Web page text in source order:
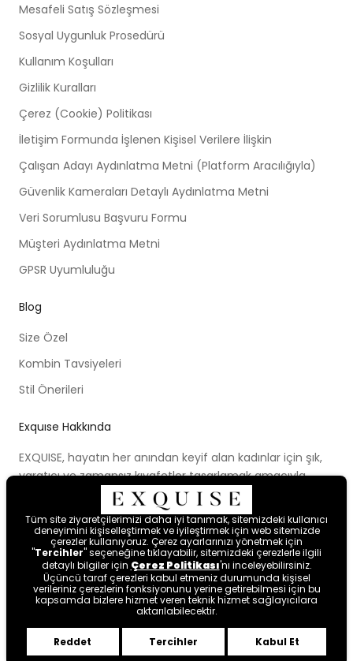
Mesafeli Satış Sözleşmesi
Sosyal Uygunluk Prosedürü
Kullanım Koşulları
Gizlilik Kuralları
Çerez (Cookie) Politikası
İletişim Formunda İşlenen Kişisel Verilere İlişkin
Çalışan Adayı Aydınlatma Metni (Platform Aracılığıyla)
Güvenlik Kameraları Detaylı Aydınlatma Metni
Veri Sorumlusu Başvuru Formu
Müşteri Aydınlatma Metni
GPSR Uyumluluğu
Blog
Size Özel
Kombin Tavsiyeleri
Stil Önerileri
Exquıse Hakkında
EXQUISE, hayatın her anından keyif alan kadınlar için şık,
yaratıcı ve zamansız kıyafetler tasarlamak amacıyla
kurulmuştur. Kurulduğu ilk günden beri ortaya koymaya
çalıştığı modern tasarım anlayışı, cesur renk paletleri,
yenilikçi kalıpları ve farklı bakış açısıyla kadınları hayal
etmeye ve mutlu hissetmeye davet etmektedir.
Byte tarafından tasarlanmıştır.
Tüm site ziyaretçilerimizi daha iyi tanımak, sitemizdeki kullanıcı
deneyimini kişiselleştirmek ve iyileştirmek için web sitemizde
çerezler kullanıyoruz. Çerez ayarlarınızı yönetmek için
"Tercihler" seçeneğine tıklayabilir, sitemizdeki çerezlerle ilgili
detaylı bilgiler için Çerez Politikası'nı inceleyebilirsiniz.
Üçüncü taraf çerezleri kabul etmeniz durumunda kişisel
verileriniz çerezlerin fonksiyonunu yerine getirebilmesi için bu
kapsamda bizlere hizmet veren teknik hizmet sağlayıcılara
aktarılabilecektir.
Reddet Tercihler Kabul Et